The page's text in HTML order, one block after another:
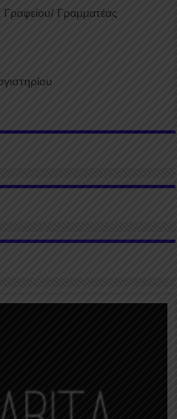
Γραφείου/ Γραμματέας